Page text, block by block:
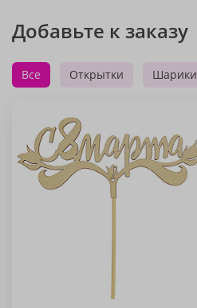
Добавьте к заказу
Все Открытки Шарики